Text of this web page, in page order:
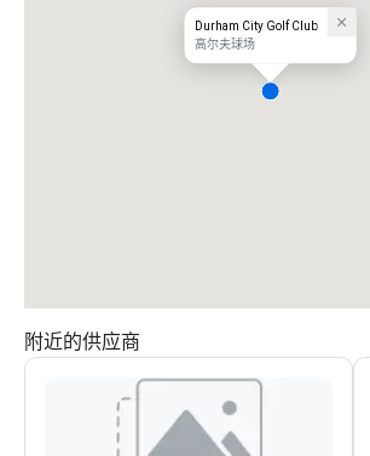
Durham City Golf Club
高尔夫球场
附近的供应商